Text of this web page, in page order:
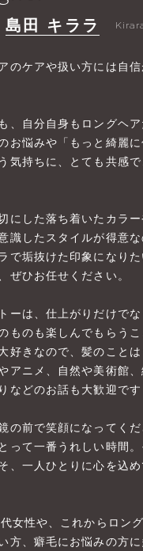
島田 キララ
のケアや扱い方には自信
、自分自身もロングヘア
お悩みや「もっと綺麗に
気持ちに、とても共感
にした落ち着いたカラ
識したスタイルが得意な
で垢抜けた印象になり
ぜひお任せください。
ーは、仕上がりだけで
ものも楽しんでもらうこ
好きなので、髪のことは
アニメ、自然や美術館
などのお話も大歓迎です
の前で笑顔になってく
って一番うれしい時間。
、一人ひとりに心を込
女性や、これからロン
方、癖毛にお悩みの方